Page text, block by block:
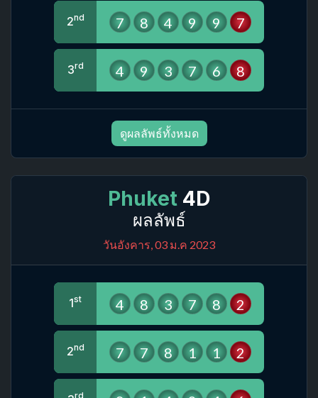
2nd 7 8 4 9 9 7
3rd 4 9 3 7 6 8
ดูผลลัพธ์ทั้งหมด
Phuket 4D
ผลลัพธ์
วันอังคาร, 03 ม.ค 2023
1st 4 8 3 7 8 2
2nd 7 7 8 1 1 2
rd